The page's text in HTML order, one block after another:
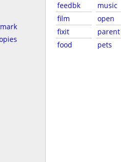
feedbk
film
fixit
food
music
open
parent
pets